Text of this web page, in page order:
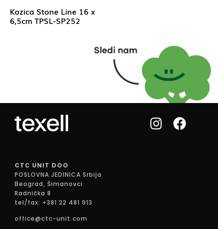
Kozica Stone Line 16 x
6,5cm TPSL-SP252
CTC UNIT DOO
POSLOVNA JEDINICA Srbija
Beograd, Šimanovci
Radnička 8
tel/fax: +381 22 481 913
office@ctc-unit.com